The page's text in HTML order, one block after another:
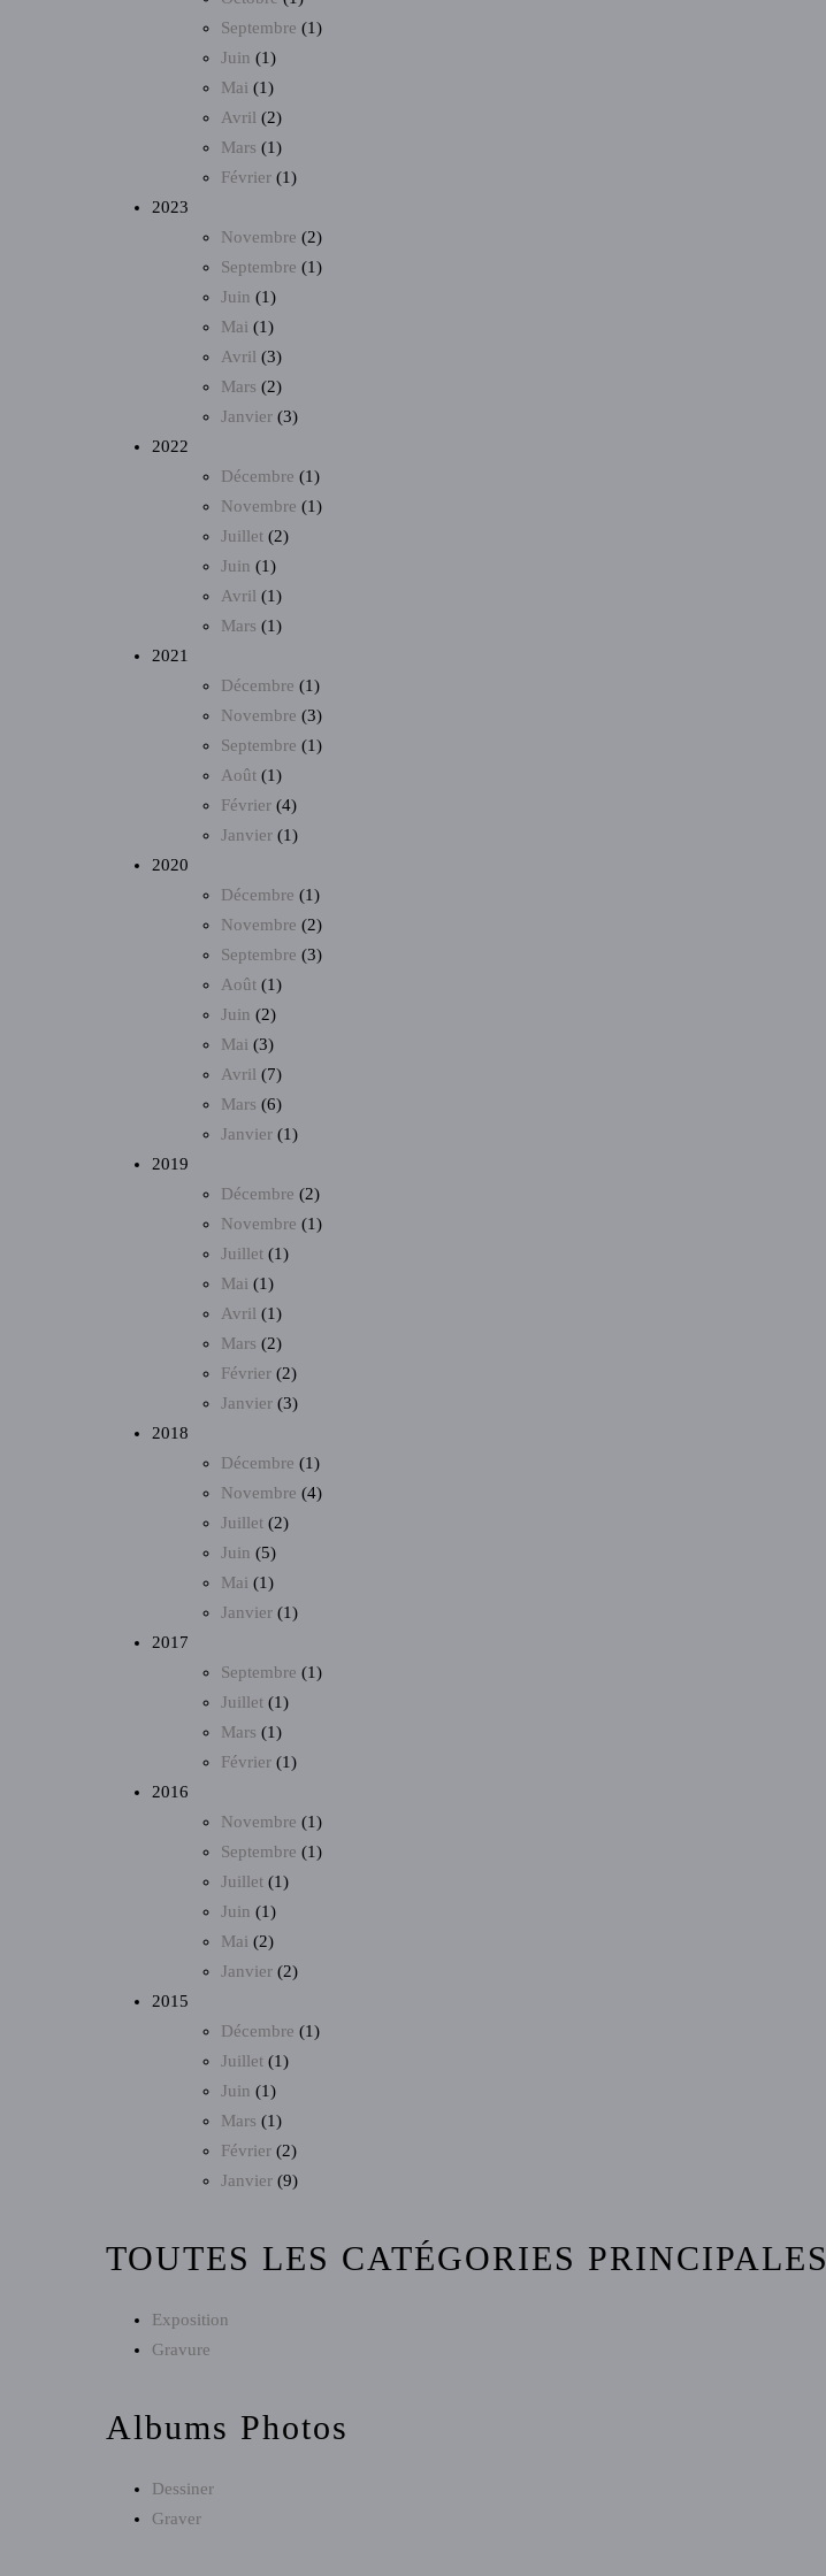
Septembre (1)
Juin (1)
Mai (1)
Avril (2)
Mars (1)
Février (1)
2023
Novembre (2)
Septembre (1)
Juin (1)
Mai (1)
Avril (3)
Mars (2)
Janvier (3)
2022
Décembre (1)
Novembre (1)
Juillet (2)
Juin (1)
Avril (1)
Mars (1)
2021
Décembre (1)
Novembre (3)
Septembre (1)
Août (1)
Février (4)
Janvier (1)
2020
Décembre (1)
Novembre (2)
Septembre (3)
Août (1)
Juin (2)
Mai (3)
Avril (7)
Mars (6)
Janvier (1)
2019
Décembre (2)
Novembre (1)
Juillet (1)
Mai (1)
Avril (1)
Mars (2)
Février (2)
Janvier (3)
2018
Décembre (1)
Novembre (4)
Juillet (2)
Juin (5)
Mai (1)
Janvier (1)
2017
Septembre (1)
Juillet (1)
Mars (1)
Février (1)
2016
Novembre (1)
Septembre (1)
Juillet (1)
Juin (1)
Mai (2)
Janvier (2)
2015
Décembre (1)
Juillet (1)
Juin (1)
Mars (1)
Février (2)
Janvier (9)
TOUTES LES CATÉGORIES PRINCIPALES
Exposition
Gravure
Albums Photos
Dessiner
Graver